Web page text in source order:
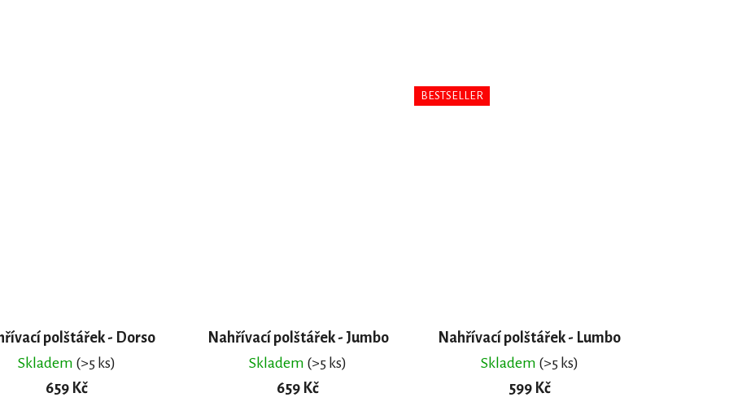
polštářek - Dorso
Skladem (>5 ks)
659 Kč
Nahřívací polštářek - Jumbo
Skladem (>5 ks)
659 Kč
BESTSELLER
Nahřívací polštářek - Lumbo
Skladem (>5 ks)
599 Kč